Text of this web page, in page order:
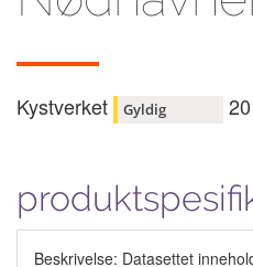
Kystverket Gyldig
Beskrivelse: Datasettet